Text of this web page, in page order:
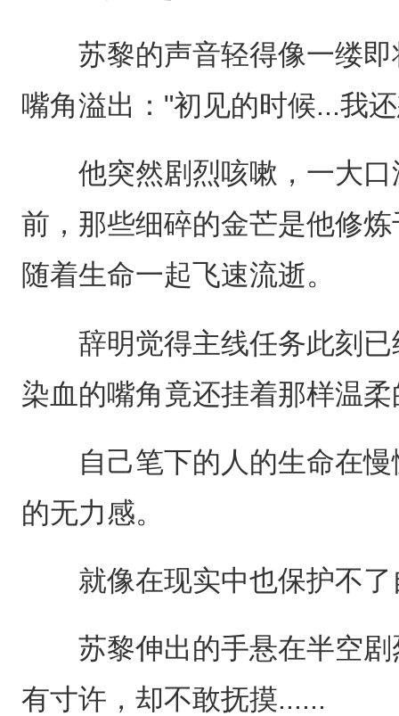
苏黎的声音轻得像一缕即
嘴角溢出："初见的时候...我
他突然剧烈咳嗽，一大口
前，那些细碎的金芒是他修
随着生命一起飞速流逝。
辞明觉得主线任务此刻已
染血的嘴角竟还挂着那样温
自己笔下的人的生命在慢
的无力感。
就像在现实中也保护不了
苏黎伸出的手悬在半空剧
有寸许，却不敢抚摸......